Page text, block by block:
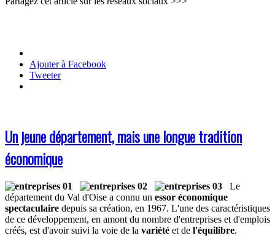
Ajouter à Facebook
Tweeter
Un jeune département, mais une longue tradition
économique
Le
département du Val d'Oise a connu un essor économique
spectaculaire depuis sa création, en 1967. L'une des caractéristiques
de ce développement, en amont du nombre d'entreprises et d'emplois
créés, est d'avoir suivi la voie de la variété et de l'équilibre.